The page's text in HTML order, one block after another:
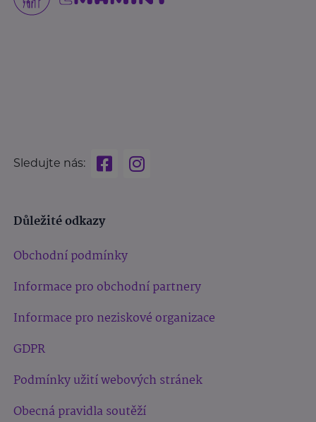
Sledujte nás:
Důležité odkazy
Obchodní podmínky
Informace pro obchodní partnery
Informace pro neziskové organizace
GDPR
Podmínky užití webových stránek
Obecná pravidla soutěží